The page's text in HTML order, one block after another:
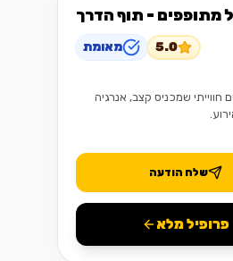
מתופפים - תוף הדרך
5.0 מאומת
חווייתי שמכניס קצב, אנרגיה
שלח הודעה
פרופיל מלא